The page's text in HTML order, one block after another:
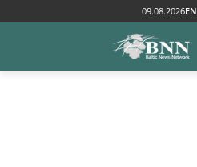
09.08.2026EN
Tags Hezbollah